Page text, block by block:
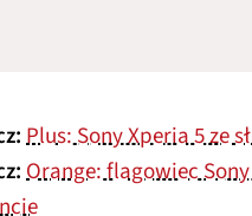
Plus: Sony Xperia 5 ze
Orange: flagowiec